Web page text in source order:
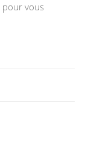
pour vous